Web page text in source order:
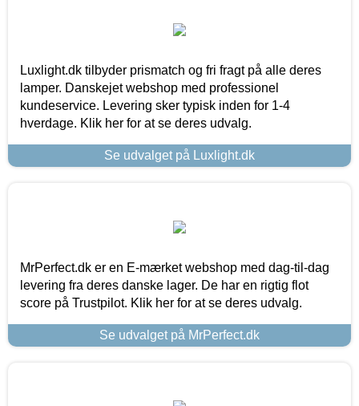
Luxlight.dk tilbyder prismatch og fri fragt på alle deres
lamper. Danskejet webshop med professionel
kundeservice. Levering sker typisk inden for 1-4
hverdage. Klik her for at se deres udvalg.
Se udvalget på Luxlight.dk
MrPerfect.dk er en E-mærket webshop med dag-til-dag
levering fra deres danske lager. De har en rigtig flot
score på Trustpilot. Klik her for at se deres udvalg.
Se udvalget på MrPerfect.dk